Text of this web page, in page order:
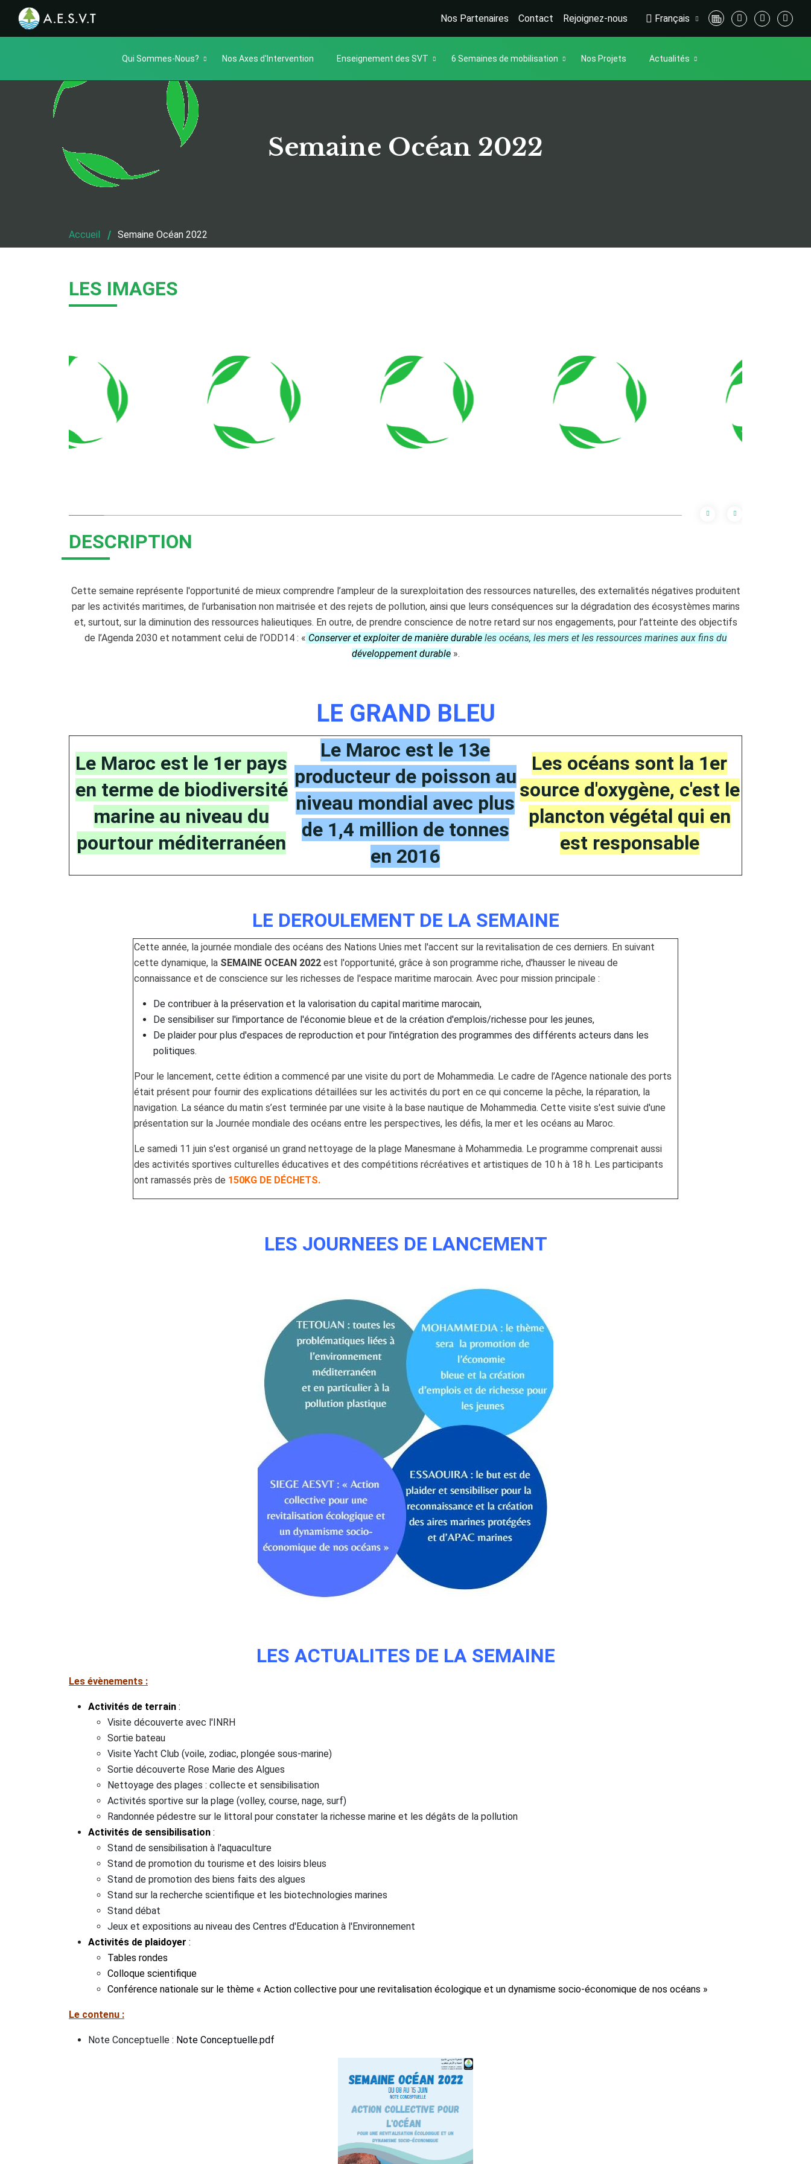
Nos Partenaires Contact Rejoignez-nous Français
Qui Sommes-Nous? Nos Axes d'Intervention Enseignement des SVT 6 Semaines de mobilisation Nos Projets Actualités
Semaine Océan 2022
Accueil Semaine Océan 2022
LES IMAGES
DESCRIPTION
Cette semaine représente l'opportunité de mieux comprendre l’ampleur de la surexploitation des ressources naturelles,des externalités négatives produitent
par les activités maritimes, de l’urbanisation non maitrisée et des rejets de pollution, ainsi que leurs conséquences sur la dégradation des écosystèmes marins
et, surtout, sur la diminution des ressources halieutiques. En outre, de prendre conscience de notre retard sur nos engagements, pour l’atteinte des objectifs
de l’Agenda 2030 et notamment celui de l’ODD14 : « Conserver et exploiter de manière durable les océans, les mers et les ressources marines aux fins du
développement durable».
LE GRAND BLEU
Le Maroc est le 1er pays
en terme de biodiversité
marine au niveau du
pourtour méditerranéen
Le Maroc est le 13e
producteur de poisson au
niveau mondial avec plus
de 1,4 million de tonnes
en 2016
Les océans sont la 1er
source d'oxygène, c'est le
plancton végétal qui en
est responsable
LE DEROULEMENT DE LA SEMAINE
Cette année, la journée mondiale des océans des Nations Unies met l'accent sur la revitalisation de ces derniers. En suivant
cette dynamique, la SEMAINE OCEAN 2022 est l'opportunité, grâce à son programme riche, d'hausser le niveau de
connaissance et de conscience sur les richesses de l'espace maritime marocain. Avec pour mission principale :
De contribuer à la préservation et la valorisation du capital maritime marocain,
De sensibiliser sur l'importance de l'économie bleue et de la création d'emplois/richesse pour les jeunes,
De plaider pour plus d'espaces de reproduction et pour l'intégration des programmes des différents acteurs dans les
politiques.
Pour le lancement, cette édition a commencé par une visite du port de Mohammedia. Le cadre de l’Agence nationale des ports
était présent pour fournir des explications détaillées sur les activités du port en ce qui concerne la pêche, la réparation, la
navigation. La séance du matin s’est terminée par une visite à la base nautique de Mohammedia. Cette visite s'est suivie d'une
présentation sur la Journée mondiale des océans entre les perspectives, les défis, la mer et les océans au Maroc.
Le samedi 11 juin s'est organisé un grand nettoyage de la plage Manesmane à Mohammedia. Le programme comprenait aussi
des activités sportives culturelles éducatives et des compétitions récréatives et artistiques de 10 h à 18 h. Les participants
ont ramassés près de 150KG DE DÉCHETS.
LES JOURNEES DE LANCEMENT
LES ACTUALITES DE LA SEMAINE
Les évènements :
Activités de terrain :
Visite découverte avec l'INRH
Sortie bateau
Visite Yacht Club (voile, zodiac, plongée sous-marine)
Sortie découverte Rose Marie des Algues
Nettoyage des plages : collecte et sensibilisation
Activités sportive sur la plage (volley, course, nage, surf)
Randonnée pédestre sur le littoral pour constater la richesse marine et les dégâts de la pollution
Activités de sensibilisation :
Stand de sensibilisation à l'aquaculture
Stand de promotion du tourisme et des loisirs bleus
Stand de promotion des biens faits des algues
Stand sur la recherche scientifique et les biotechnologies marines
Stand débat
Jeux et expositions au niveau des Centres d'Education à l'Environnement
Activités de plaidoyer :
Tables rondes
Colloque scientifique
Conférence nationale sur le thème « Action collective pour une revitalisation écologique et un dynamisme socio-économique de nos océans »
Le contenu :
Note Conceptuelle : Note Conceptuelle.pdf